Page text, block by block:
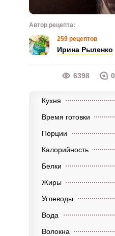
Автор рецепта:
259 рецептов
Ирина Рыленко
6398 0
Кухня
Время готовки
Порции
Калорийность
Белки
Жиры
Углеводы
Вода
Волокна